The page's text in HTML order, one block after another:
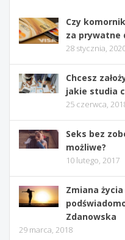
Czy
za prywatne
28 stycznia,
Chcesz
jakie studia
25 czerwca,
Seks bez
możliwe?
10 lutego, 2017
Zmiana
Zdanowska
29 marca, 2018